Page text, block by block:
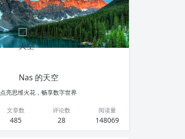
Nas 的天空
点亮思维火花，畅享数字世界
文章数
485
评论数
28
阅读量
148069